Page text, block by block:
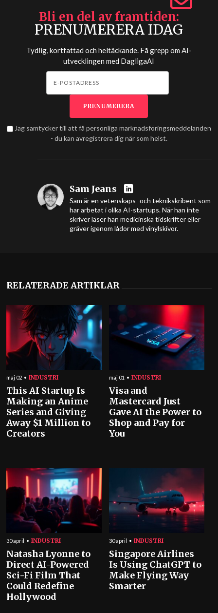
Bli en del av framtiden
PRENUMERERA IDAG
Tydlig, kortfattad och heltäckande. Få grepp om AI-
utvecklingen med DagligaAI
Jag samtycker till att få personliga marknadsföringsmeddelanden
- du kan avregistrera dig när som helst.
Sam Jeans
Sam är en vetenskaps- och teknikskribent som
har arbetat i olika AI-startups. När han inte
skriver läser han medicinska tidskrifter eller
gräver igenom lådor med vinylskivor.
RELATERADE ARTIKLAR
maj 02 INDUSTRI
This AI Startup Is
Making an Anime
Series and Giving
Away $1 Million to
Creators
maj 01 INDUSTRI
Visa and
Mastercard Just
Gave AI the Power to
Shop and Pay for
You
30 april INDUSTRI
Natasha Lyonne to
Direct AI-Powered
Sci-Fi Film That
Could Redefine
Hollywood
30 april INDUSTRI
Singapore Airlines
Is Using ChatGPT to
Make Flying Way
Smarter